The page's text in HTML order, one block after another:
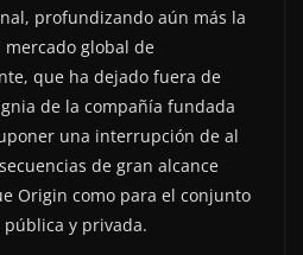
profundizando aún más la
global de
que ha dejado fuera de
de la compañía fundada
una interrupción de al
de gran alcance
Origin como para el conjunto
y privada.